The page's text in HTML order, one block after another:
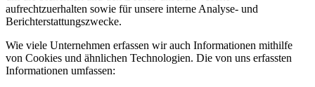
aufrechtzuerhalten sowie für unsere interne Analyse- und
Berichterstattungszwecke.
Wie viele Unternehmen erfassen wir auch Informationen mithilfe
von Cookies und ähnlichen Technologien. Die von uns erfassten
Informationen umfassen: